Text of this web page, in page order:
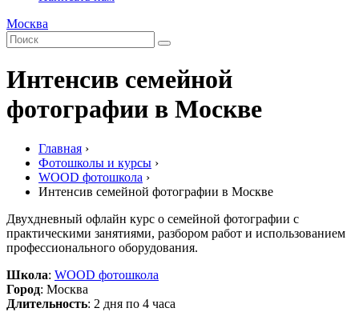
Москва
Интенсив семейной
фотографии в Москве
Главная ›
Фотошколы и курсы ›
WOOD фотошкола ›
Интенсив семейной фотографии в Москве
Двухдневный офлайн курс о семейной фотографии с
практическими занятиями, разбором работ и использованием
профессионального оборудования.
Школа: WOOD фотошкола
Город: Москва
Длительность: 2 дня по 4 часа